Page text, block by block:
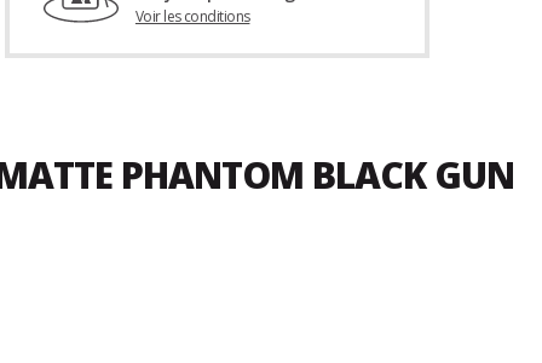
Voir les conditions
PHANTOM BLACK GUN